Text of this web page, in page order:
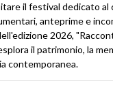
il festival dedicato al
anteprime e
2026,
il patrimonio, la
contemporanea.